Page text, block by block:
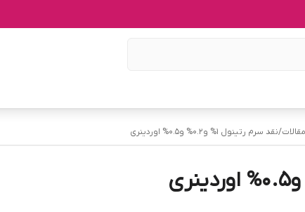
مقالات/نقد سرم رتینول 1% و0.2% و0.5% اوردینری